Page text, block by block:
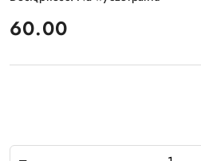
cena:
60.00